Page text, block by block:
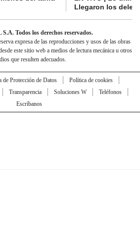
Llegaron los
Todos los derechos reservados.
expresa de las reproducciones y usos de las obras
este sitio web a medios de lectura mecánica u otros
que resulten adecuados.
de Protección de Datos
Política de cookies
Transparencia Soluciones W
Teléfonos
Escríbanos